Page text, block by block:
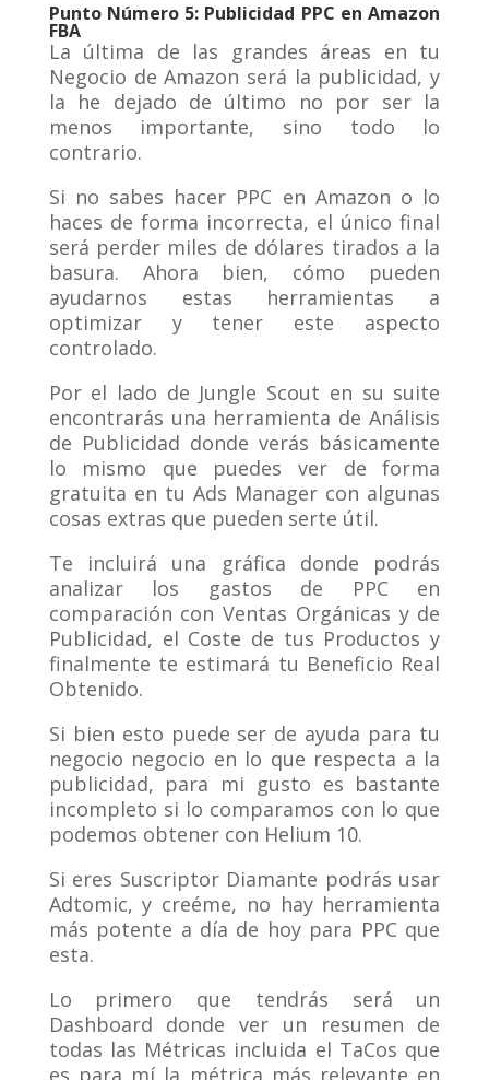
Punto Número 5: Publicidad PPC en Amazon
FBA
La última de las grandes áreas en tu
Negocio de Amazon será la publicidad, y
la he dejado de último no por ser la
menos importante, sino todo lo
contrario.
Si no sabes hacer PPC en Amazon o lo
haces de forma incorrecta, el único final
será perder miles de dólares tirados a la
basura. Ahora bien, cómo pueden
ayudarnos estas herramientas a
optimizar y tener este aspecto
controlado.
Por el lado de Jungle Scout en su suite
encontrarás una herramienta de Análisis
de Publicidad donde verás básicamente
lo mismo que puedes ver de forma
gratuita en tu Ads Manager con algunas
cosas extras que pueden serte útil.
Te incluirá una gráfica donde podrás
analizar los gastos de PPC en
comparación con Ventas Orgánicas y de
Publicidad, el Coste de tus Productos y
finalmente te estimará tu Beneficio Real
Obtenido.
Si bien esto puede ser de ayuda para tu
negocio negocio en lo que respecta a la
publicidad, para mi gusto es bastante
incompleto si lo comparamos con lo que
podemos obtener con Helium 10.
Si eres Suscriptor Diamante podrás usar
Adtomic, y creéme, no hay herramienta
más potente a día de hoy para PPC que
esta.
Lo primero que tendrás será un
Dashboard donde ver un resumen de
todas las Métricas incluida el TaCos que
es para mí la métrica más relevante en